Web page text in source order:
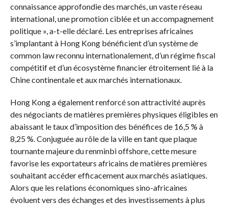
connaissance approfondie des marchés, un vaste réseau
international, une promotion ciblée et un accompagnement
politique », a-t-elle déclaré. Les entreprises africaines
s’implantant à Hong Kong bénéficient d’un système de
common law reconnu internationalement, d’un régime fiscal
compétitif et d’un écosystème financier étroitement lié à la
Chine continentale et aux marchés internationaux.
Hong Kong a également renforcé son attractivité auprès
des négociants de matières premières physiques éligibles en
abaissant le taux d’imposition des bénéfices de 16,5 % à
8,25 %. Conjuguée au rôle de la ville en tant que plaque
tournante majeure du renminbi offshore, cette mesure
favorise les exportateurs africains de matières premières
souhaitant accéder efficacement aux marchés asiatiques.
Alors que les relations économiques sino-africaines
évoluent vers des échanges et des investissements à plus